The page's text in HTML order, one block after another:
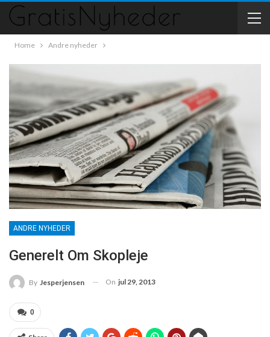
Home Andre nyheder
ANDRE NYHEDER
Generelt Om Skopleje
By Jesperjensen On jul 29, 2013
0